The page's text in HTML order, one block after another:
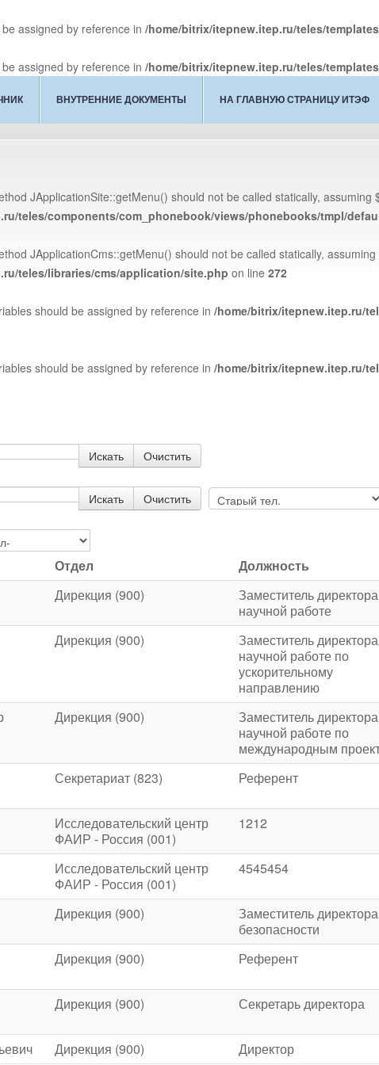
assigned by reference in /home/bitrix/itepnew.itep.ru/teles/
assigned by reference in /home/bitrix/itepnew.itep.ru/teles/
ВНУТРЕННИЕ ДОКУМЕНТЫ НА ГЛАВНУЮ СТРАНИЦУ ИТЭФ
JApplicationSite::getMenu() should not be called statically, assuming
teles/components/com_phonebook/views/phonebooks/tmpl/
JApplicationCms::getMenu() should not be called statically,
teles/libraries/cms/application/site.php on line 272
should be assigned by reference in /home/bitrix/itepnew.itep.ru/
should be assigned by reference in /home/bitrix/itepnew.itep.ru/
Искать Очистить
Искать Очистить
Отдел Должность
Дирекция (900)
Заместитель
научной работе
Дирекция (900)
Заместитель
научной работе по
ускорительному
направлению
Дирекция (900)
Заместитель
научной работе по
международным
Секретариат (823) Референт
Исследовательский центр
ФАИР - Россия (001)
1212
Исследовательский центр
ФАИР - Россия (001)
4545454
Дирекция (900)
Заместитель
безопасности
Дирекция (900) Референт
Дирекция (900) Секретарь директора
Дирекция (900) Директор